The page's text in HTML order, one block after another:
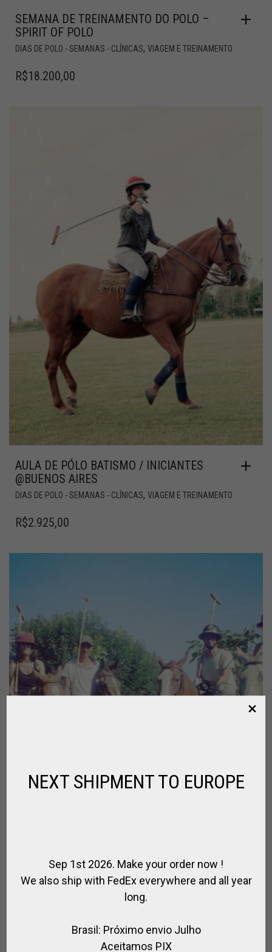
SEMANA DE TREINAMENTO DO POLO –
SPIRIT OF POLO
DIAS DE POLO - SEMANAS - CLÍNICAS, VIAGEM E TREINAMENTO
R$18.200,00
AULA DE PÓLO BATISMO / INICIANTES
@BUENOS AIRES
DIAS DE POLO - SEMANAS - CLÍNICAS, VIAGEM E TREINAMENTO
R$2.925,00
@BUENOS AIRES
DIAS DE POLO - SEMANAS - CLÍNICAS, VIAGEM E TREINAMENTO
NEXT SHIPMENT TO EUROPE
Sep 1st 2026. Make your order now !
We also ship with FedEx everywhere and all year
long.
Brasil: Próximo envio Julho
Aceitamos PIX